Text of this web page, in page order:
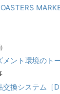
メント環境のト
交換システム［